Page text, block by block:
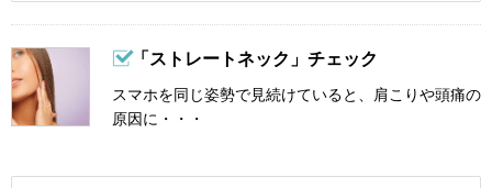
「ストレートネック」チェック
スマホを同じ姿勢で見続けていると、肩こりや頭痛の
原因に・・・